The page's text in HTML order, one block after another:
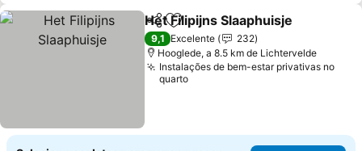
PartilharAdicionar aos favoritos
Het Filipijns Slaaphuisje
9,1 Excelente
232
Hooglede, a 8.5 km de Lichtervelde
Instalações de bem-estar privativas no
quarto